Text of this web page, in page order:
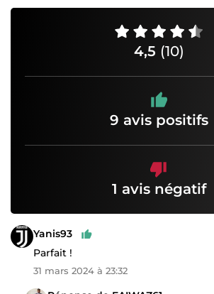
4,5 (10)
9 avis positifs
1 avis négatif
Yanis93
Parfait !
31 mars 2024 à 23:32